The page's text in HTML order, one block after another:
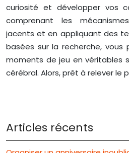
curiosité et développer vos
comprenant les
jacents et en appliquant des
basées sur la recherche, vous
moments de jeu en véritables
cérébral. Alors, prêt à relever le
Articles récents